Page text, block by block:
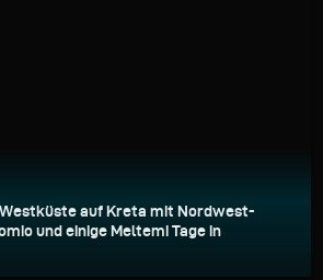
auf Kreta mit Nordwest-
und einige Meltemi Tage in